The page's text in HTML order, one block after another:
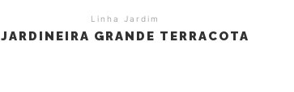
Linha Jardim
JARDINEIRA GRANDE TERRACOTA